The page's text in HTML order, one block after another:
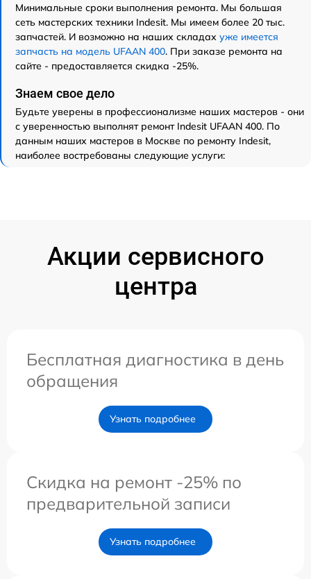
Минимальные сроки выполнения ремонта. Мы большая
сеть мастерских техники Indesit. Мы имеем более 20 тыс.
запчастей. И возможно на наших складах уже имеется
запчасть на модель UFAAN 400. При заказе ремонта на
сайте - предоставляется скидка -25%.
Знаем свое дело
Будьте уверены в профессионализме наших мастеров - они
с уверенностью выполнят ремонт Indesit UFAAN 400. По
данным наших мастеров в Москве по ремонту Indesit,
наиболее востребованы следующие услуги:
Акции сервисного
центра
Бесплатная диагностика в день
обращения
Узнать подробнее
Скидка на ремонт -25% по
предварительной записи
Узнать подробнее